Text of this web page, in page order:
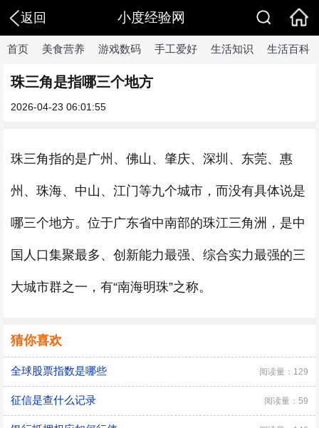
返回 小度经验网
首页 美食营养 游戏数码 手工爱好 生活知识 生活百科
珠三角是指哪三个地方
2026-04-23 06:01:55
珠三角指的是广州、佛山、肇庆、深圳、东莞、惠
州、珠海、中山、江门等九个城市，而没有具体说是
哪三个地方。位于广东省中南部的珠江三角洲，是中
国人口集聚最多、创新能力最强、综合实力最强的三
大城市群之一，有“南海明珠”之称。
猜你喜欢
全球股票指数是哪些 阅读量：129
征信是查什么记录 阅读量：59